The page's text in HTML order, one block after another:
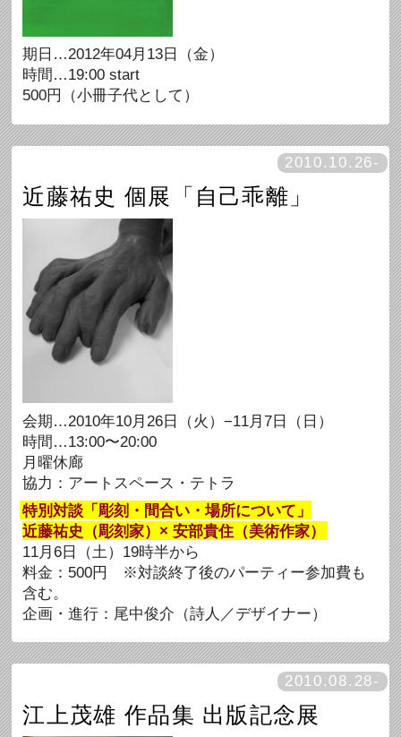
期日…2012年04月13日（金）
時間…19:00 start
500円（小冊子代として）
2010.10.26-
近藤祐史 個展「自己乖離」
会期…2010年10月26日（火）−11月7日（日）
時間…13:00〜20:00
月曜休廊
協力：アートスペース・テトラ
特別対談「彫刻・間合い・場所について」
近藤祐史（彫刻家）× 安部貴住（美術作家）
11月6日（土）19時半から
料金：500円 ※対談終了後のパーティー参加費も
含む。
企画・進行：尾中俊介（詩人／デザイナー）
2010.08.28-
江上茂雄 作品集 出版記念展